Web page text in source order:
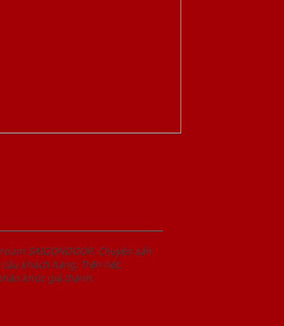
SAIGONDOOR. Chuyên sản
khách hàng. Trên hết,
khúc giá thành.